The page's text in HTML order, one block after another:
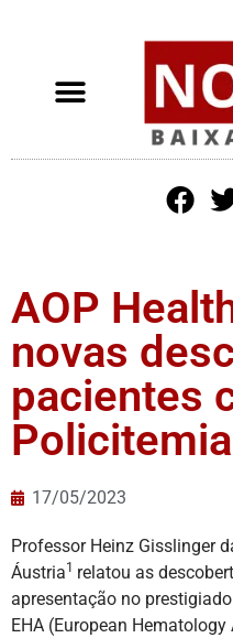
AOP
novas
pacientes
17/05/2023
Professor Heinz Gisslinger
Áustria1 relatou as
apresentação no
EHA (European